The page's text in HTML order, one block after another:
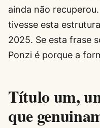
ainda não
tivesse esta
2025. Se esta frase
Ponzi é porque a
Título um,
que